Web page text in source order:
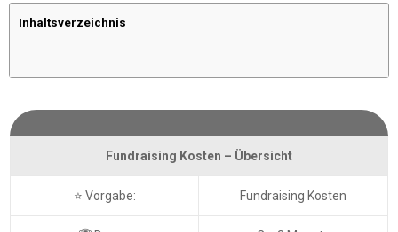
Inhaltsverzeichnis
Fundraising Kosten – Übersicht
⭐ Vorgabe: Fundraising Kosten